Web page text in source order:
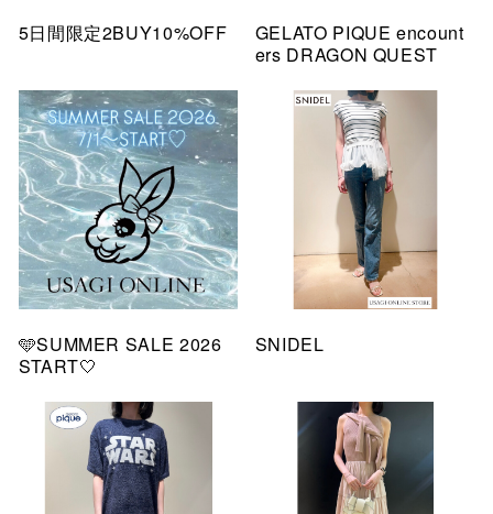
5日間限定2BUY10%OFF
GELATO PIQUE encount
ers DRAGON QUEST
🩵SUMMER SALE 2026
START🤍
SNIDEL